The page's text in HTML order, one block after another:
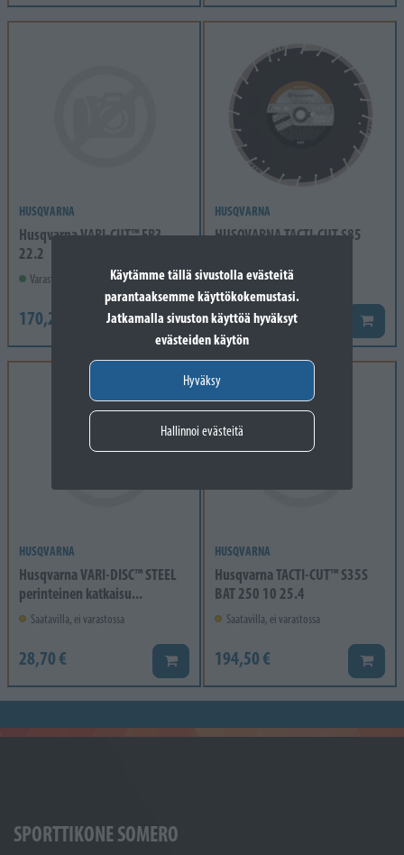
Käytämme tällä sivustolla evästeitä
parantaaksemme käyttökokemustasi.
Jatkamalla sivuston käyttöä hyväksyt
evästeiden käytön
Hyväksy
Hallinnoi evästeitä
HUSQVARNA
Husqvarna VARI-CUT™ FR3
22.2
Varastossa
170,20 € Lisää koriin
HUSQVARNA
HUSQVARNA TACTI-CUT S85
Varastossa
292,30 € Lisää
HUSQVARNA
Husqvarna VARI-DISC™ STEEL
perinteinen katkaisu...
Saatavilla, ei varastossa
28,70 € Lisää koriin
HUSQVARNA
Husqvarna TACTI-CUT™ S35S
BAT 250 10 25.4
Saatavilla, ei varastossa
194,50 € Lisää
SPORTTIKONE SOMERO